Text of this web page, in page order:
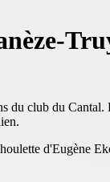
du club du
d'Eugène